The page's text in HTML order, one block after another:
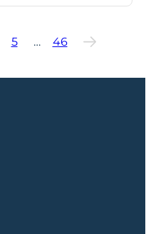
5 … 46